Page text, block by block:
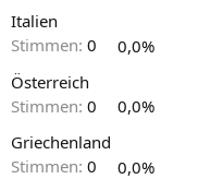
Italien
Stimmen: 0
0,0%
Österreich
Stimmen: 0
0,0%
Griechenland
Stimmen: 0
0,0%